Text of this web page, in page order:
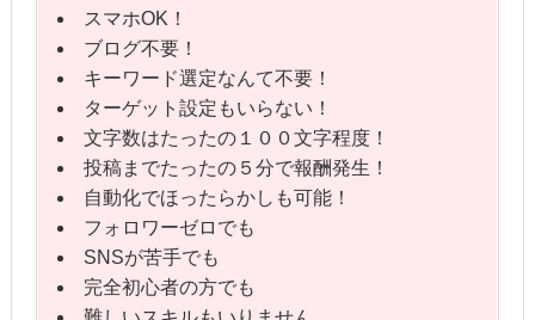
スマホOK！
ブログ不要！
キーワード選定なんて不要！
ターゲット設定もいらない！
文字数はたったの１００文字程度！
投稿までたったの５分で報酬発生！
自動化でほったらかしも可能！
フォロワーゼロでも
SNSが苦手でも
完全初心者の方でも